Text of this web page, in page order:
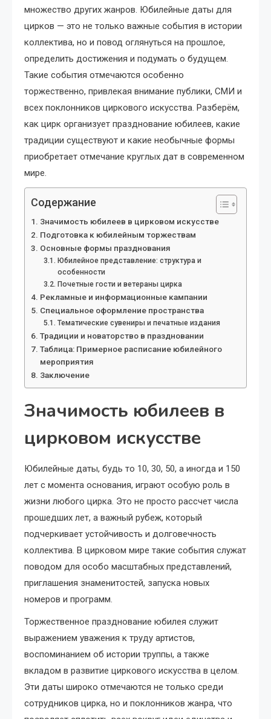
множество других жанров. Юбилейные даты для
цирков — это не только важные события в истории
коллектива, но и повод оглянуться на прошлое,
определить достижения и подумать о будущем.
Такие события отмечаются особенно
торжественно, привлекая внимание публики, СМИ и
всех поклонников циркового искусства. Разберём,
как цирк организует празднование юбилеев, какие
традиции существуют и какие необычные формы
приобретает отмечание круглых дат в современном
мире.
Содержание
Значимость юбилеев в цирковом искусстве
Подготовка к юбилейным торжествам
Основные формы празднования
Юбилейное представление: структура и
особенности
Почетные гости и ветераны цирка
Рекламные и информационные кампании
Специальное оформление пространства
Тематические сувениры и печатные издания
Традиции и новаторство в праздновании
Таблица: Примерное расписание юбилейного
мероприятия
Заключение
Значимость юбилеев в
цирковом искусстве
Юбилейные даты, будь то 10, 30, 50, а иногда и 150
лет с момента основания, играют особую роль в
жизни любого цирка. Это не просто рассчет числа
прошедших лет, а важный рубеж, который
подчеркивает устойчивость и долговечность
коллектива. В цирковом мире такие события служат
поводом для особо масштабных представлений,
приглашения знаменитостей, запуска новых
номеров и программ.
Торжественное празднование юбилея служит
выражением уважения к труду артистов,
воспоминанием об истории труппы, а также
вкладом в развитие циркового искусства в целом.
Эти даты широко отмечаются не только среди
сотрудников цирка, но и поклонников жанра, что